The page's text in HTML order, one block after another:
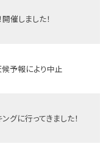
催しました！
予報により中止
グに行ってきました！